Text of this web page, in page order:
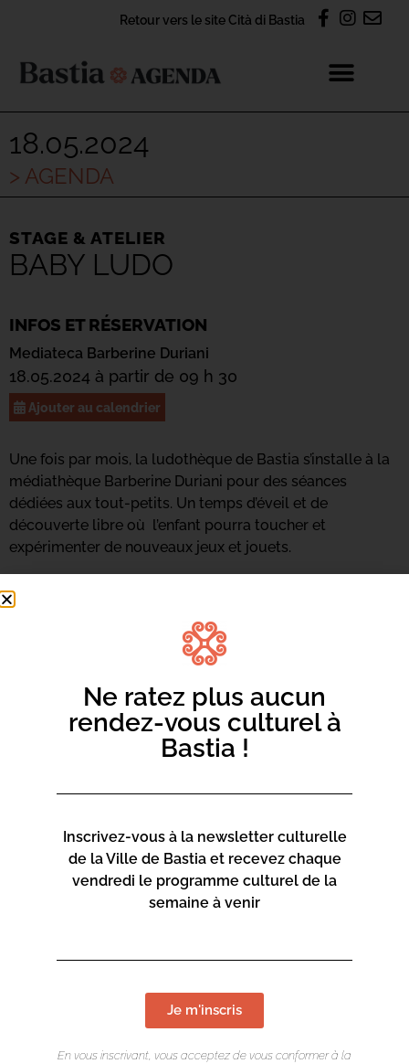
Retour vers le site Cità di Bastia
18.05.2024
> AGENDA
STAGE & ATELIER
BABY LUDO
INFOS ET RÉSERVATION
Mediateca Barberine Duriani
18.05.2024 à partir de 09 h 30
Ajouter au calendrier
Une fois par mois, la ludothèque de Bastia s’installe à la
médiathèque Barberine Duriani pour des séances
dédiées aux tout-petits. Un temps d’éveil et de
découverte libre où l’enfant pourra toucher et
expérimenter de nouveaux jeux et jouets.
LIEU DE L'ÉVÉNEMENT
Ne ratez plus aucun
rendez-vous culturel à
Bastia !
Inscrivez-vous à la newsletter culturelle
de la Ville de Bastia et recevez chaque
vendredi le programme culturel de la
semaine à venir
Je m'inscris
En vous inscrivant, vous acceptez de vous conformer à la